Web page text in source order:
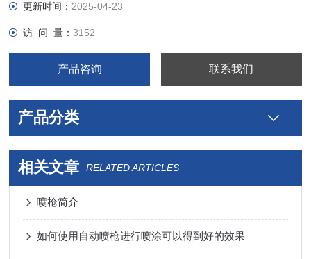
更新时间： 2025-04-23
访 问 量：3152
产品咨询 联系我们
产品分类
相关文章 RELATED ARTICLES
喷枪简介
如何使用自动喷枪进行喷涂可以得到好的效果